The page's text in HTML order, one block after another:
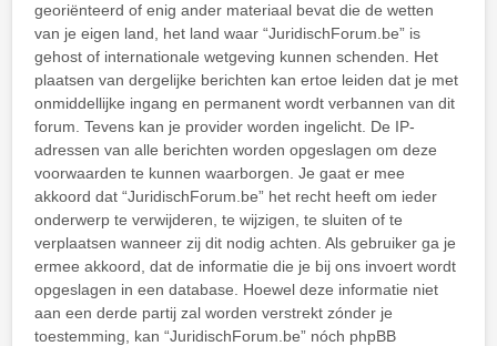
georiënteerd of enig ander materiaal bevat die de wetten
van je eigen land, het land waar “JuridischForum.be” is
gehost of internationale wetgeving kunnen schenden. Het
plaatsen van dergelijke berichten kan ertoe leiden dat je met
onmiddellijke ingang en permanent wordt verbannen van dit
forum. Tevens kan je provider worden ingelicht. De IP-
adressen van alle berichten worden opgeslagen om deze
voorwaarden te kunnen waarborgen. Je gaat er mee
akkoord dat “JuridischForum.be” het recht heeft om ieder
onderwerp te verwijderen, te wijzigen, te sluiten of te
verplaatsen wanneer zij dit nodig achten. Als gebruiker ga je
ermee akkoord, dat de informatie die je bij ons invoert wordt
opgeslagen in een database. Hoewel deze informatie niet
aan een derde partij zal worden verstrekt zónder je
toestemming, kan “JuridischForum.be” nóch phpBB